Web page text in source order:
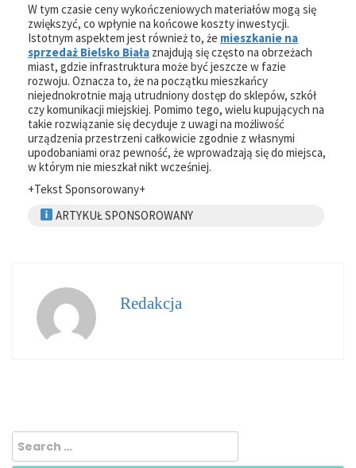
W tym czasie ceny wykończeniowych materiałów mogą się
zwiększyć, co wpłynie na końcowe koszty inwestycji.
Istotnym aspektem jest również to, że mieszkanie na
sprzedaż Bielsko Biała znajdują się często na obrzeżach
miast, gdzie infrastruktura może być jeszcze w fazie
rozwoju. Oznacza to, że na początku mieszkańcy
niejednokrotnie mają utrudniony dostęp do sklepów, szkół
czy komunikacji miejskiej. Pomimo tego, wielu kupujących na
takie rozwiązanie się decyduje z uwagi na możliwość
urządzenia przestrzeni całkowicie zgodnie z własnymi
upodobaniami oraz pewność, że wprowadzają się do miejsca,
w którym nie mieszkał nikt wcześniej.
+Tekst Sponsorowany+
ARTYKUŁ SPONSOROWANY
Redakcja
Search
for: